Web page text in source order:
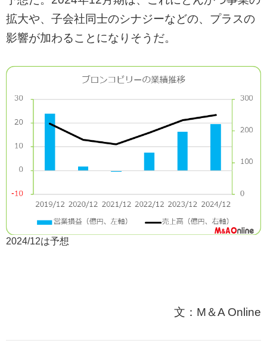
拡大や、子会社同士のシナジーなどの、プラスの
影響が加わることになりそうだ。
2024/12は予想
文：M＆A Online